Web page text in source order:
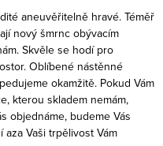
aneuvěřitelně hravé. Téměř
nový šmrnc obývacím
Skvěle se hodí pro
Oblíbené nástěnné
okamžitě. Pokud Vám
kterou skladem nemám,
objednáme, budeme Vás
Vaši trpělivost Vám